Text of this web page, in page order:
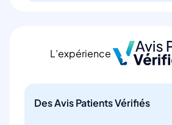
L’expérience
Des Avis Patients Vérifiés